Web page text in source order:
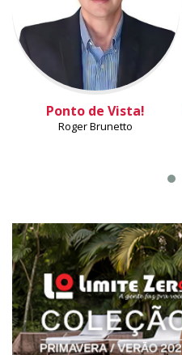
Ponto de Vista!
Roger Brunetto